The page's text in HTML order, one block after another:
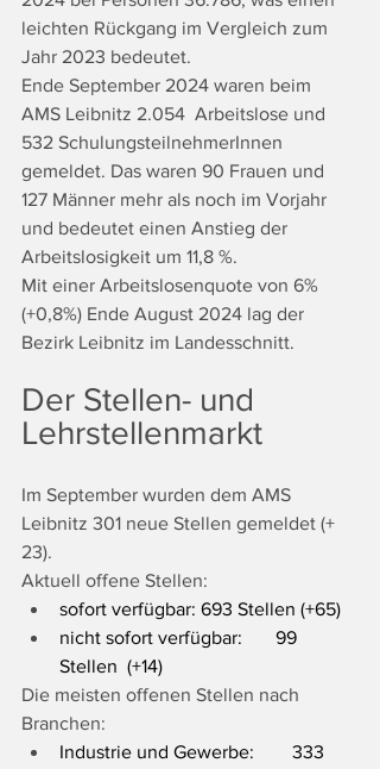
leichten Rückgang im Vergleich zum
Jahr 2023 bedeutet.
Ende September 2024 waren beim
AMS Leibnitz 2.054  Arbeitslose und
532 SchulungsteilnehmerInnen
gemeldet. Das waren 90 Frauen und
127 Männer mehr als noch im Vorjahr
und bedeutet einen Anstieg der
Arbeitslosigkeit um 11,8 %.
Mit einer Arbeitslosenquote von 6%
(+0,8%) Ende August 2024 lag der
Bezirk Leibnitz im Landesschnitt.
Der Stellen- und
Lehrstellenmarkt
Im September wurden dem AMS
Leibnitz 301 neue Stellen gemeldet (+
23).
Aktuell offene Stellen:
sofort verfügbar: 693 Stellen (+65)
nicht sofort verfügbar:       99
Stellen  (+14)
Die meisten offenen Stellen nach
Branchen:
Industrie und Gewerbe:        333